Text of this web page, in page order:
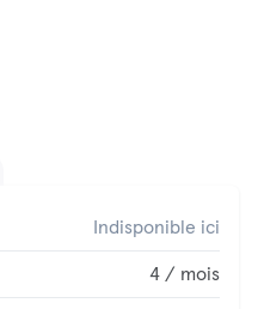
Indisponible ici
4 / mois